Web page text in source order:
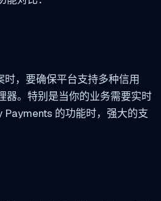
，要确保平台支持多种信用
器。特别是当你的业务需要实时
Payments 的功能时，强大的支